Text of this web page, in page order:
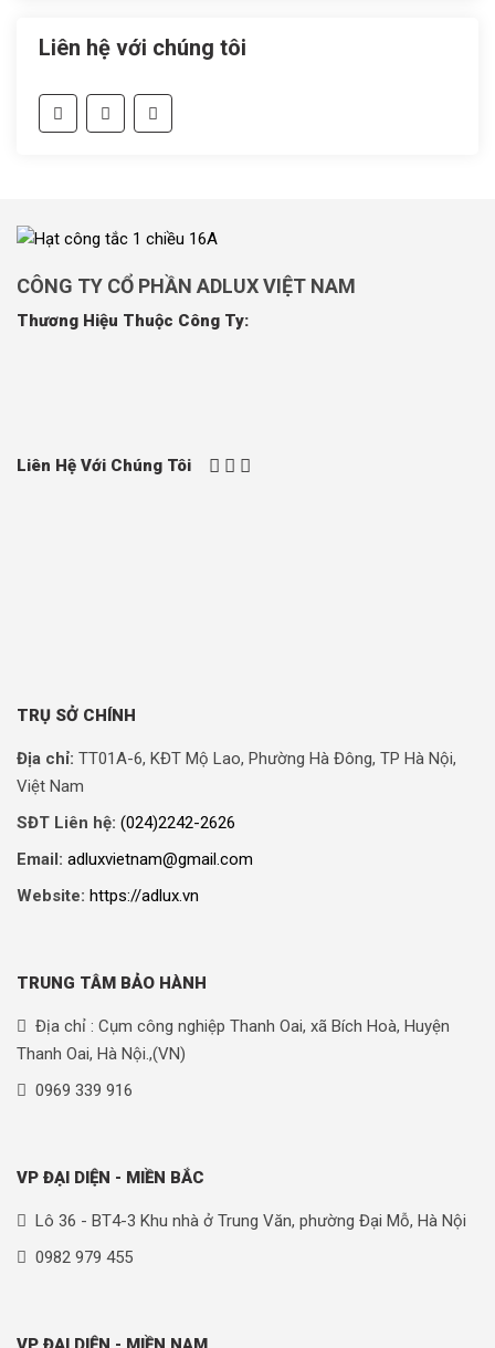
Liên hệ với chúng tôi
CÔNG TY CỔ PHẦN ADLUX VIỆT NAM
Thương Hiệu Thuộc Công Ty:
Liên Hệ Với Chúng Tôi
TRỤ SỞ CHÍNH
Địa chỉ: TT01A-6, KĐT Mộ Lao, Phường Hà Đông, TP Hà Nội,
Việt Nam
SĐT Liên hệ: (024)2242-2626
Email: adluxvietnam@gmail.com
Website: https://adlux.vn
TRUNG TÂM BẢO HÀNH
Địa chỉ : Cụm công nghiệp Thanh Oai, xã Bích Hoà, Huyện
Thanh Oai, Hà Nội.,(VN)
0969 339 916
VP ĐẠI DIỆN - MIỀN BẮC
Lô 36 - BT4-3 Khu nhà ở Trung Văn, phường Đại Mỗ, Hà Nội
0982 979 455